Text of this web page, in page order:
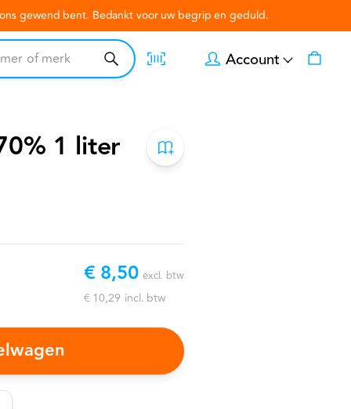
gewend bent. Bedankt voor uw begrip en geduld.
Account
1 liter
€ 8,50 excl. btw
€ 10,29 incl. btw